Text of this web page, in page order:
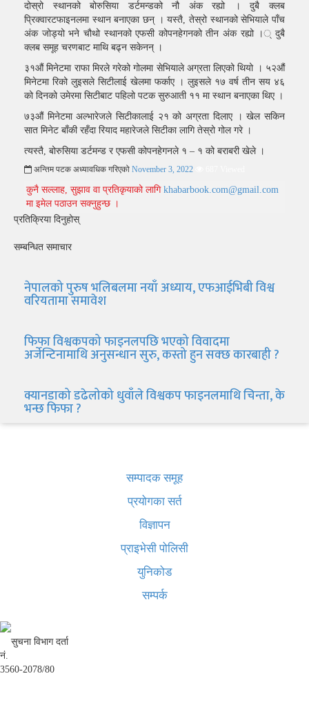
दोस्रो स्थानको बोरुसिया डर्टमन्डको नौ अंक रह्यो । दुबै क्लब
प्रिक्वारटफाइनलमा स्थान बनाएका छन् । यस्तै, तेस्रो स्थानको सेभियाले पाँच
अंक जोड्यो भने चौथो स्थानको एफसी कोपनहेगनको तीन अंक रह्यो ।् दुबै
क्लब समूह चरणबाट माथि बढ्न सकेनन् ।
३१औं मिनेटमा राफा मिरले गरेको गोलमा सेभियाले अग्रता लिएको थियो । ५२औं
मिनेटमा रिको लुइसले सिटीलाई खेलमा फर्काए । लुइसले १७ वर्ष तीन सय ४६
को दिनको उमेरमा सिटीबाट पहिलो पटक सुरुआती ११ मा स्थान बनाएका थिए ।
७३औं मिनेटमा अल्भारेजले सिटीकालाई २१ को अग्रता दिलाए । खेल सकिन
सात मिनेट बाँकी रहँदा रियाद महारेजले सिटीका लागि तेस्रो गोल गरे ।
त्यस्तै, बोरुसिया डर्टमन्ड र एफसी कोपनहेगनले १ – १ को बराबरी खेले ।
अन्तिम पटक अध्यावधिक गरिएको November 3, 2022
कुनै सल्लाह, सुझाव वा प्रतिकृयाको लागि khabarbook.com@gmail.com
मा इमेल पठाउन सक्नुहुन्छ ।
प्रतिक्रिया दिनुहोस्
सम्बन्धित समाचार
नेपालको पुरुष भलिबलमा नयाँ अध्याय, एफआईभिबी विश्व
वरियतामा समावेश
फिफा विश्वकपको फाइनलपछि भएको विवादमा
अर्जेन्टिनामाथि अनुसन्धान सुरु, कस्तो हुन सक्छ कारबाही ?
क्यानडाको डढेलोको धुवाँले विश्वकप फाइनलमाथि चिन्ता, के
भन्छ फिफा ?
सम्पादक समूह
प्रयोगका सर्त
विज्ञापन
प्राइभेसी पोलिसी
युनिकोड
सम्पर्क
सुचना विभाग दर्ता
नं.
3560-2078/80